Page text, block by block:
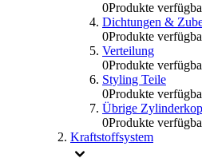
0Produkte
Dichtungen &
0Produkte
Verteilung
0Produkte
Styling Teile
0Produkte
Übrige
0Produkte
Kraftstoffsystem